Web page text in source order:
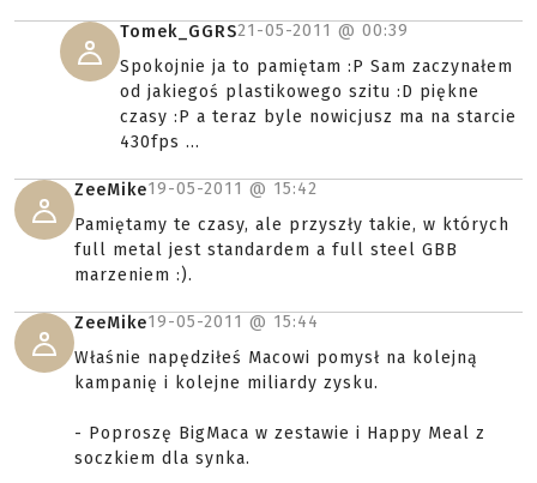
Tomek_GGRS21-05-2011 @ 00:39
Spokojnie ja to pamiętam :P Sam zaczynałem
od jakiegoś plastikowego szitu :D piękne
czasy :P a teraz byle nowicjusz ma na starcie
430fps ...
ZeeMike19-05-2011 @ 15:42
Pamiętamy te czasy, ale przyszły takie, w których
full metal jest standardem a full steel GBB
marzeniem :).
ZeeMike19-05-2011 @ 15:44
Właśnie napędziłeś Macowi pomysł na kolejną
kampanię i kolejne miliardy zysku.
- Poproszę BigMaca w zestawie i Happy Meal z
soczkiem dla synka.